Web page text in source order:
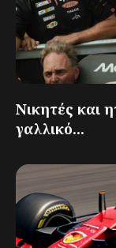
Νικητές και
γαλλικό...